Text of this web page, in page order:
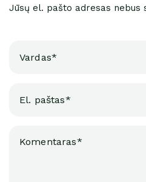
Jūsų el. pašto adresas nebus